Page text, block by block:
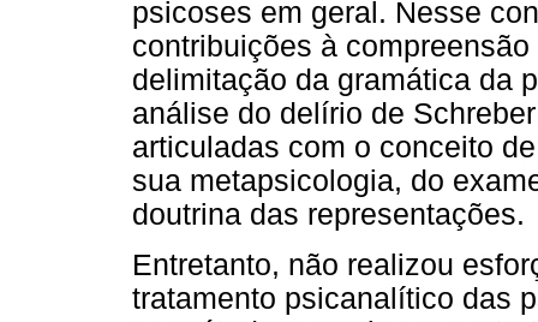
psicoses em geral. Nesse
contribuições à
delimitação da gramática da
análise do delírio de
articuladas com o conceito
sua metapsicologia, do
doutrina das representações.
Entretanto, não realizou
tratamento psicanalítico das